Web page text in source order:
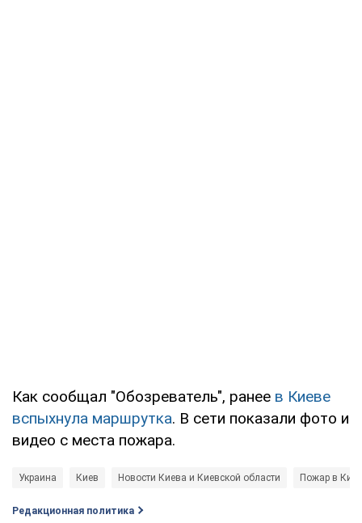
Как сообщал "Обозреватель", ранее в Киеве
вспыхнула маршрутка. В сети показали фото и
видео с места пожара.
Украина Киев Новости Киева и Киевской области Пожар в
Редакционная политика